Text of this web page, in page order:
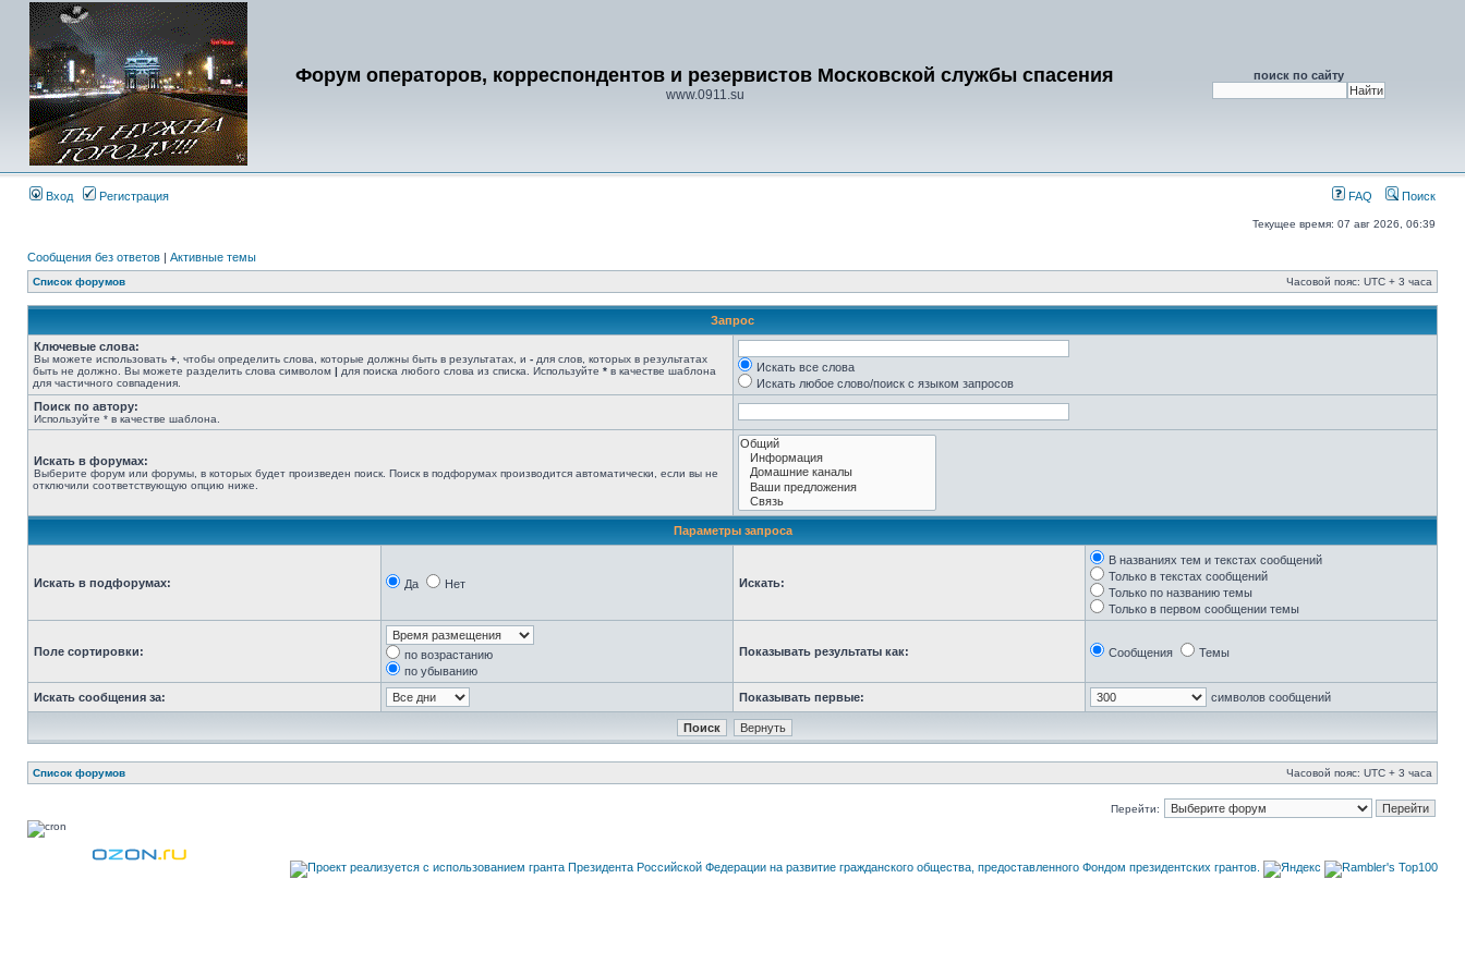
Форум операторов, корреспондентов и резервистов Московской службы спасения
www.0911.su
поиск по сайту
Вход Регистрация FAQ Поиск
Текущее время: 07 авг 2026, 06:39
Сообщения без ответов | Активные темы
Список форумов Часовой пояс: UTC + 3 часа
Запрос
Ключевые слова:
Вы можете использовать + , чтобы определить слова, которые должны быть в результатах, и - для слов, которых в результатах
быть не должно. Вы можете разделить слова символом | для поиска любого слова из списка. Используйте * в качестве шаблона
для частичного совпадения.
Искать все слова
Искать любое слово/поиск с языком запросов
Поиск по автору:
Используйте * в качестве шаблона.
Искать в форумах:
Выберите форум или форумы, в которых будет произведен поиск. Поиск в подфорумах производится автоматически, если вы не
отключили соответствующую опцию ниже.
Параметры запроса
Искать в подфорумах: Да Нет Искать:
В названиях тем и текстах сообщений
Только в текстах сообщений
Только по названию темы
Только в первом сообщении темы
Поле сортировки:
по возрастанию
по убыванию
Показывать результаты как: Сообщения Темы
Искать сообщения за: Показывать первые: символов сообщений
Список форумов Часовой пояс: UTC + 3 часа
Перейти: